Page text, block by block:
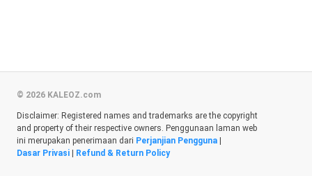
© 2026 KALEOZ.com
Disclaimer: Registered names and trademarks are the copyright
and property of their respective owners. Penggunaan laman web
ini merupakan penerimaan dari Perjanjian Pengguna
Dasar Privasi
Refund & Return Policy